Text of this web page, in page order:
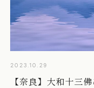
2023.10.29
【奈良】大和十三